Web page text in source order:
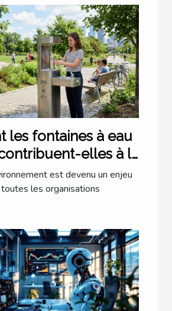
les fontaines à eau
elles à la
?
est devenu un enjeu
les organisations